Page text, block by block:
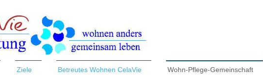
Ziele Betreutes Wohnen CelaVie Wohn-Pflege-Gemeinschaft